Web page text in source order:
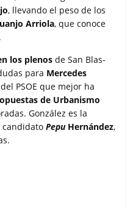
, llevando el peso de los
Arriola, que conoce
los plenos de San Blas-
para Mercedes
PSOE que mejor ha
de Urbanismo
González es la
candidatoPepuHernández,